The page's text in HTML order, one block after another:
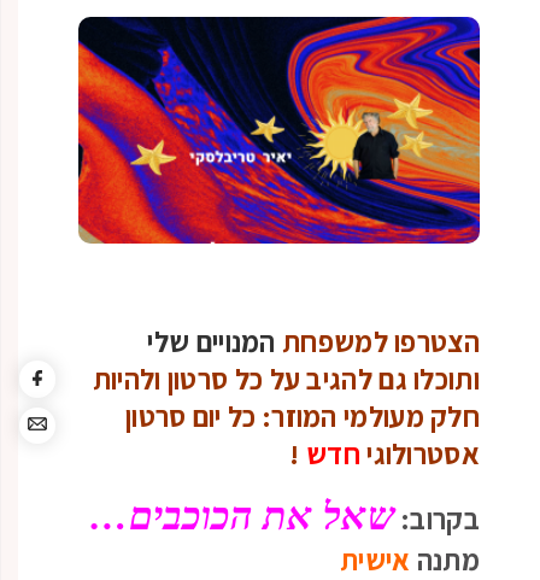
הצטרפו למשפחת המנויים שלי
ותוכלו גם להגיב על כל סרטון ולהיות
חלק מעולמי המוזר: כל יום סרטון
אסטרולוגיחדש !
בקרוב:שאל את הכוכבים…
מתנה אישית